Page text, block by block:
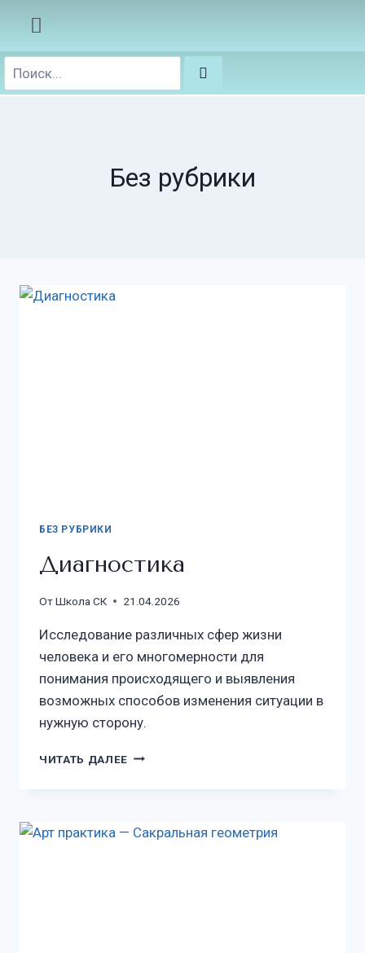
Без рубрики
БЕЗ РУБРИКИ
Диагностика
ОтШкола СК 21.04.2026
Исследование различных сфер жизни
человека и его многомерности для
понимания происходящего и выявления
возможных способов изменения ситуации в
нужную сторону.
ЧИТАТЬ ДАЛЕЕ